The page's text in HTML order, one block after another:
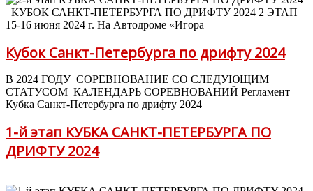
КУБОК САНКТ-ПЕТЕРБУРГА ПО ДРИФТУ 2024 2 ЭТАП
15-16 июня 2024 г. На Автодроме «Игора
Кубок Санкт-Петербурга по дрифту 2024
В 2024 ГОДУ СОРЕВНОВАНИЕ СО СЛЕДУЮЩИМ
СТАТУСОМ КАЛЕНДАРЬ СОРЕВНОВАНИЙ Регламент
Кубка Санкт-Петербурга по дрифту 2024
1-й этап КУБКА САНКТ-ПЕТЕРБУРГА ПО
ДРИФТУ 2024